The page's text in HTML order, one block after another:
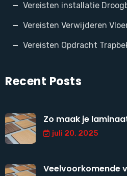
Vereisten installatie
Vereisten Verwijderen
Vereisten Opdracht
Recent Posts
Zo maak je
juli 20, 2025
Veelvoorkomende